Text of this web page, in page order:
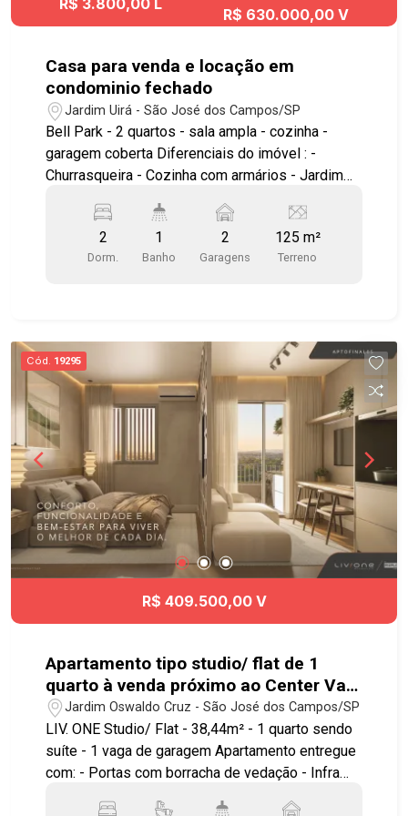
R$ 3.800,00 L
R$ 630.000,00 V
Casa para venda e locação em
condominio fechado
Jardim Uirá - São José dos Campos/SP
Bell Park - 2 quartos - sala ampla - cozinha -
garagem coberta Diferenciais do imóvel : -
Churrasqueira - Cozinha com armários - Jardim
localização, facil acesso as principais vias da
2
Dorm.
1
Banho
2
Garagens
125 m²
Terreno
Cód. 19295
R$ 409.500,00 V
Apartamento tipo studio/ flat de 1
quarto à venda próximo ao Center Vale
em São José dos Campos | Liv.One
Jardim Oswaldo Cruz - São José dos Campos/SP
LIV. ONE Studio/ Flat - 38,44m² - 1 quarto sendo
suíte - 1 vaga de garagem Apartamento entregue
com: - Portas com borracha de vedação - Infra